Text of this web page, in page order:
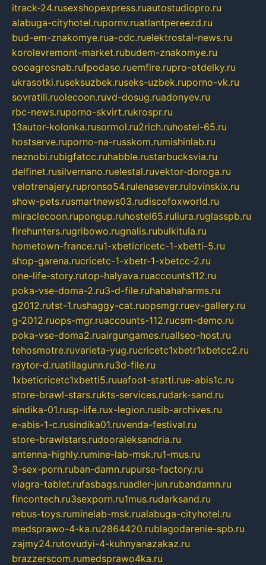
itrack-24.rusexshopexpress.ruautostudiopro.ru
alabuga-cityhotel.rupornv.ruatlantpereezd.ru
bud-em-znakomye.rua-cdc.ruelektrostal-news.ru
korolevremont-market.rubudem-znakomye.ru
oooagrosnab.rufpodaso.ruemfire.rupro-otdelky.ru
ukrasotki.ruseksuzbek.ruseks-uzbek.ruporno-vk.ru
sovratili.ruolecoon.ruvd-dosug.ruadonyev.ru
rbc-news.ruporno-skvirt.rukrospr.ru
13autor-kolonka.rusormol.ru2rich.ruhostel-65.ru
hostserve.ruporno-na-russkom.rumishinlab.ru
neznobi.rubigfatcc.ruhabble.rustarbucksvia.ru
delfinet.rusilvernano.ruelestal.ruvektor-doroga.ru
velotrenajery.rupronso54.rulenasever.rulovinskix.ru
show-pets.rusmartnews03.rudiscofoxworld.ru
miraclecoon.rupongup.ruhostel65.ruliura.ruglasspb.ru
firehunters.rugribowo.rugnalis.rubulkitula.ru
hometown-france.ru1-xbeticricetc-1-xbetti-5.ru
shop-garena.rucricetc-1-xbetr-1-xbetcc-2.ru
one-life-story.rutop-halyava.ruaccounts112.ru
poka-vse-doma-2.ru3-d-file.ruhahahaharms.ru
g2012.rutst-1.rushaggy-cat.ruopsmgr.ruev-gallery.ru
g-2012.ruops-mgr.ruaccounts-112.rucsm-demo.ru
poka-vse-doma2.ruairgungames.ruallseo-host.ru
tehosmotre.ruvarieta-yug.rucricetc1xbetr1xbetcc2.ru
raytor-d.ruatillagunn.ru3d-file.ru
1xbeticricetc1xbetti5.ruuafoot-statti.rue-abis1c.ru
store-brawl-stars.rukts-services.rudark-sand.ru
sindika-01.rusp-life.rux-legion.rusib-archives.ru
e-abis-1-c.rusindika01.ruvenda-festival.ru
store-brawlstars.rudooraleksandria.ru
antenna-highly.rumine-lab-msk.ru1-mus.ru
3-sex-porn.ruban-damn.rupurse-factory.ru
viagra-tablet.rufasbags.ruadler-jun.rubandamn.ru
fincontech.ru3sexporn.ru1mus.rudarksand.ru
rebus-toys.ruminelab-msk.rualabuga-cityhotel.ru
medsprawo-4-ka.ru2864420.rublagodarenie-spb.ru
zajmy24.rutovudyi-4-kuhnyanazakaz.ru
brazzerscom.rumedsprawo4ka.ru